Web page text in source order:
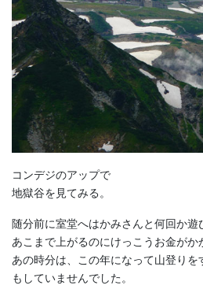
コンデジのアップで
地獄谷を見てみる。
随分前に室堂へはかみさんと何回か遊
あこまで上がるのにけっこうお金がか
あの時分は、この年になって山登り
もしていませんでした。